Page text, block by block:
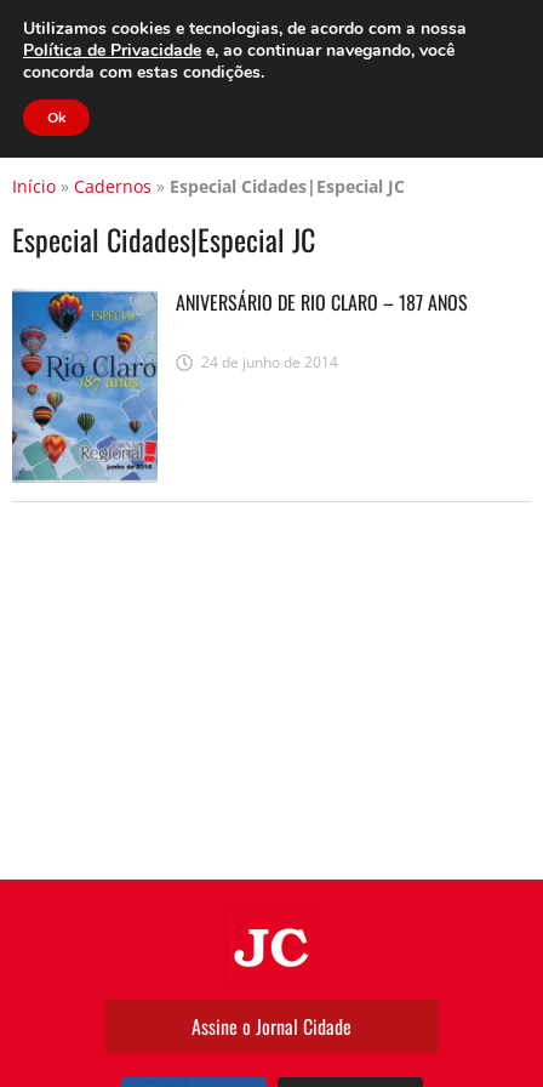
Clube do Assinante Área do Assinante
Início » Cadernos » Especial Cidades|Especial JC
Especial Cidades|Especial JC
ANIVERSÁRIO DE RIO CLARO – 187 ANOS
24 de junho de 2014
Assine o Jornal Cidade
Utilizamos cookies e tecnologias, de acordo com a nossa
Política de Privacidade e, ao continuar navegando, você
concorda com estas condições.
Ok